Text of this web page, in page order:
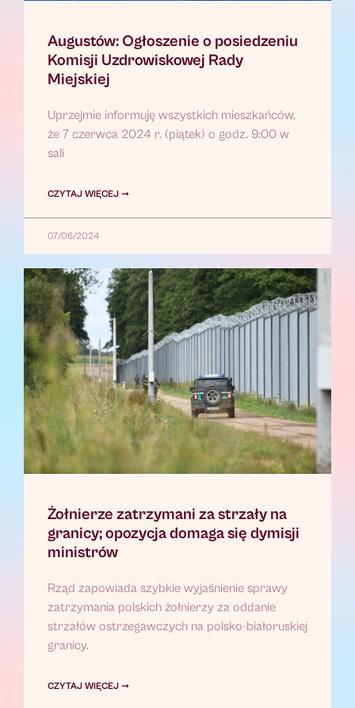
Augustów: Ogłoszenie o posiedzeniu
Komisji Uzdrowiskowej Rady
Miejskiej
Uprzejmie informuję wszystkich mieszkańców,
że 7 czerwca 2024 r. (piątek) o godz. 9:00 w
sali
CZYTAJ WIĘCEJ ➞
07/06/2024
Żołnierze zatrzymani za strzały na
granicy; opozycja domaga się dymisji
ministrów
Rząd zapowiada szybkie wyjaśnienie sprawy
zatrzymania polskich żołnierzy za oddanie
strzałów ostrzegawczych na polsko-białoruskiej
granicy.
CZYTAJ WIĘCEJ ➞